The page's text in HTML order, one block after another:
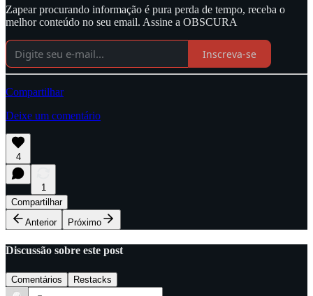
Zapear procurando informação é pura perda de tempo, receba o
melhor conteúdo no seu email. Assine a OBSCURA
Inscreva-se
Compartilhar
Deixe um comentário
4
1
Compartilhar
Anterior
Próximo
Discussão sobre este post
Comentários Restacks